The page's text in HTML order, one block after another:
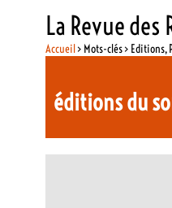
La Revue des
Accueil> Mots-clés > Editions,
éditions du